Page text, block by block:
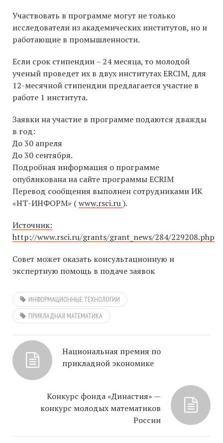
Участвовать в программе могут не только
исследователи из академических институтов, но и
работающие в промышленности.
Если срок стипендии – 24 месяца, то молодой
ученый проведет их в двух институтах ERCIM, для
12-месячной стипендии предлагается участие в
работе 1 института.
Заявки на участие в программе подаются дважды
в год:
До 30 апреля
До 30 сентября.
Подробная информация о программе
опубликована на сайте программы ECRIM
Перевод сообщения выполнен сотрудниками ИК
«НТ-ИНФОРМ» (www.rsci.ru).
Источник:
http://www.rsci.ru/grants/grant_news/284/229208.php
Совет может оказать консультационную и
экспертную помощь в подаче заявок
ИНФОРМАЦИОННЫЕ ТЕХНОЛОГИИ
ПРИКЛАДНАЯ МАТЕМАТИКА
Национальная премия по
прикладной экономике
Конкурс фонда «Династия» —
конкурс молодых математиков
России